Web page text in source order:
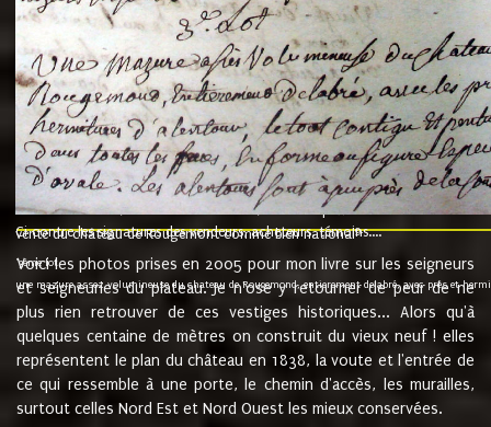
"l'an mil six cent soixante treze le ving neuvième jour du mois de
nommé fut présent Messire Claude Guillaume de Moyriat chevalier baron
vend, purement simplement et irrevocablement a monseigneur monsieur
et chavannes conseiller du roy au parlement de Bourgogne, present et
que le dit seigneur Baron de la Vellière a sur ses hommes, indivisables et
de la Velliere tout ainsi et comme le dit seigneur Baron et ses
présent......"
suivent les rentes, donation des terriers, etc... au prix de 880 livre louis
Ci contre les signatures des vendeurs, acheteurs, témoins....
vente du château de Rougemont comme bien national9.
"3ème lot
une mazure assez volumineuse du chateau de Rougemond, entierement delabré, avec près et
Voici les photos prises en 2005 pour mon livre sur les seigneurs
et seigneuries du plateau. Je n'ose y retourner de peur de ne
plus rien retrouver de ces vestiges historiques... Alors qu'à
quelques centaine de mètres on construit du vieux neuf ! elles
représentent le plan du château en 1838, la voute et l'entrée de
ce qui ressemble à une porte, le chemin d'accès, les murailles,
surtout celles Nord Est et Nord Ouest les mieux conservées.